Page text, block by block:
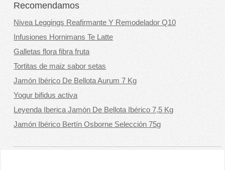
Recomendamos
Nivea Leggings Reafirmante Y Remodelador Q10
Infusiones Hornimans Te Latte
Galletas flora fibra fruta
Tortitas de maiz sabor setas
Jamón Ibérico De Bellota Aurum 7 Kg
Yogur bifidus activa
Leyenda Iberica Jamón De Bellota Ibérico 7,5 Kg
Jamón Ibérico Bertín Osborne Selección 75g